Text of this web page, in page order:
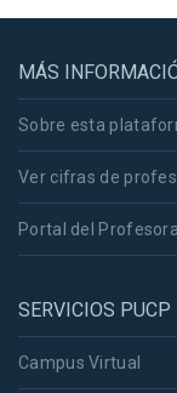
MÁS
Sobre esta
Ver cifras de
Portal del
SERVICIOS PUCP
Campus Virtual